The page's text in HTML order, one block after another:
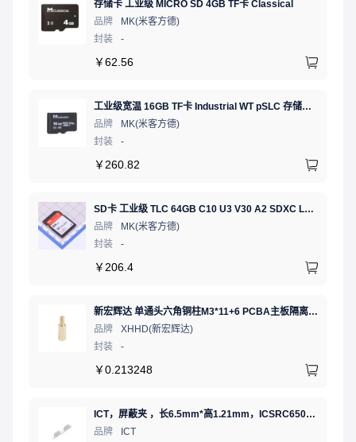
存储卡 工业级 MICRO SD 4GB TF卡 Classical
品牌
MK(米客方德)
封装
-
￥62.56
工业级宽温 16GB TF卡 Industrial WT pSLC 存储卡 MICRO SD LDPC纠错 PE 30K 无人机、行车记录仪、安防监控适配
品牌
MK(米客方德)
封装
-
￥ 260.82
SD卡 工业级 TLC 64GB C10 U3 V30 A2 SDXC LDPC纠错 PE 3K 无人机、行车记录仪、安防监控适配
品牌
MK(米客方德)
封装
-
￥ 206.4
新宏辉达 单通头六角铜柱M3*11+6 PCBA主板隔离螺柱
品牌
XHHD(新宏辉达)
封装
-
￥0.213248
ICT，屏蔽夹 ，长6.5mm*高1.21mm，ICSRC6508SFR
品牌
ICT